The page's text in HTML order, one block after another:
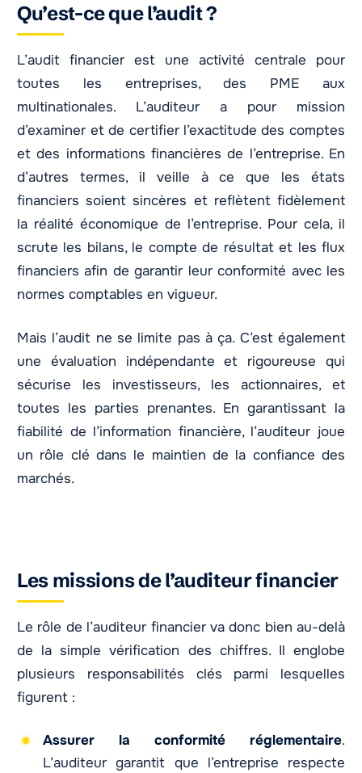
Qu’est-ce que l’audit ?
L’audit financier est une activité centrale pour
toutes les entreprises, des PME aux
multinationales. L’auditeur a pour mission
d’examiner et de certifier l’exactitude des comptes
et des informations financières de l’entreprise. En
d’autres termes, il veille à ce que les états
financiers soient sincères et reflètent fidèlement
la réalité économique de l’entreprise. Pour cela, il
scrute les bilans, le compte de résultat et les flux
financiers afin de garantir leur conformité avec les
normes comptables en vigueur.
Mais l’audit ne se limite pas à ça. C’est également
une évaluation indépendante et rigoureuse qui
sécurise les investisseurs, les actionnaires, et
toutes les parties prenantes. En garantissant la
fiabilité de l’information financière, l’auditeur joue
un rôle clé dans le maintien de la confiance des
marchés.
Les missions de l’auditeur financier
Le rôle de l’auditeur financier va donc bien au-delà
de la simple vérification des chiffres. Il englobe
plusieurs responsabilités clés parmi lesquelles
figurent :
Assurer la conformité réglementaire.
L’auditeur garantit que l’entreprise respecte